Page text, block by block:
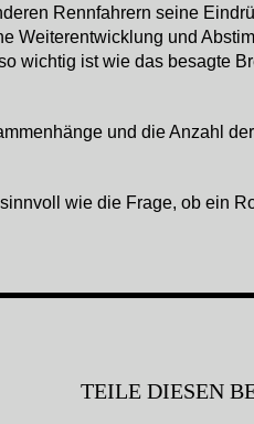
Rennfahrern seine
Weiterentwicklung und
wichtig ist wie das besagte
und die Anzahl
wie die Frage, ob ein
TEILE DIESEN